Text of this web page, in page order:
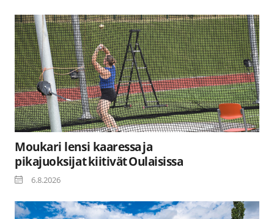
Moukari lensi kaaressa ja
pikajuoksijat kiitivät Oulaisissa
6.8.2026